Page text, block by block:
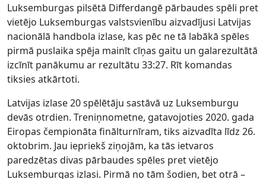
Luksemburgas pilsētā Differdangē pārbaudes spēli pret
vietējo Luksemburgas valstsvienību aizvadījusi Latvijas
nacionālā handbola izlase, kas pēc ne tā labākā spēles
pirmā puslaika spēja mainīt cīņas gaitu un galarezultātā
izcīnīt panākumu ar rezultātu 33:27. Rīt komandas
tiksies atkārtoti.
Latvijas izlase 20 spēlētāju sastāvā uz Luksemburgu
devās otrdien. Treniņnometne, gatavojoties 2020. gada
Eiropas čempionāta finālturnīram, tiks aizvadīta līdz 26.
oktobrim. Jau iepriekš ziņojām, ka tās ietvaros
paredzētas divas pārbaudes spēles pret vietējo
Luksemburgas izlasi. Pirmā no tām šodien, bet otrā –